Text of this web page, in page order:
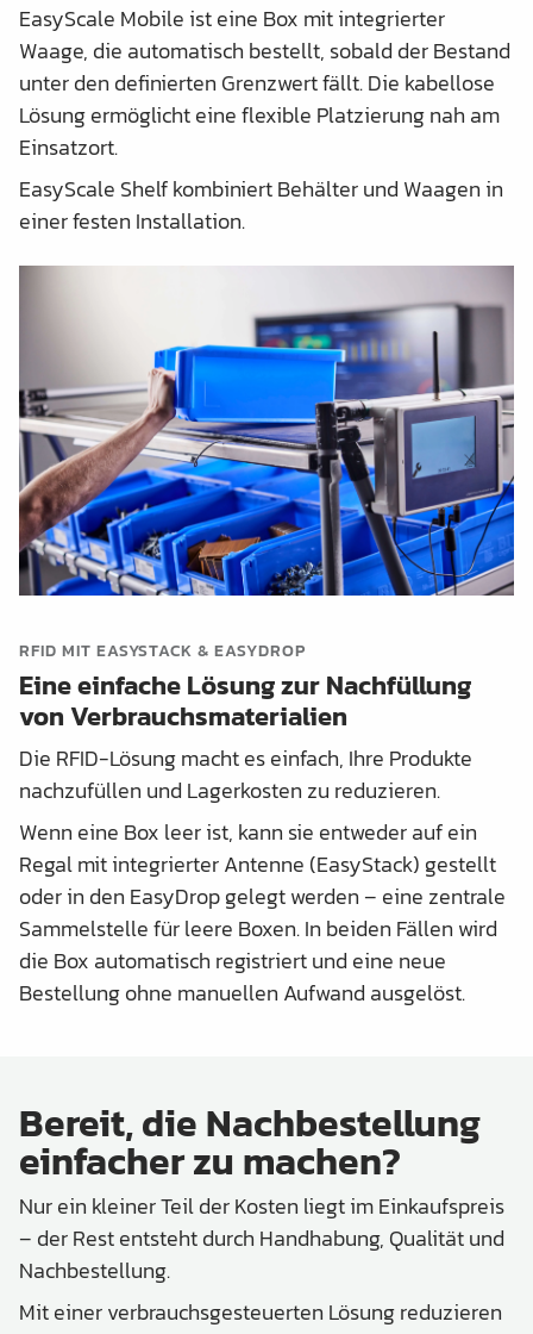
EasyScale Mobile ist eine Box mit integrierter
Waage, die automatisch bestellt, sobald der Bestand
unter den definierten Grenzwert fällt. Die kabellose
Lösung ermöglicht eine flexible Platzierung nah am
Einsatzort.
EasyScale Shelf kombiniert Behälter und Waagen in
einer festen Installation.
RFID MIT EASYSTACK & EASYDROP
Eine einfache Lösung zur Nachfüllung
von Verbrauchsmaterialien
Die RFID-Lösung macht es einfach, Ihre Produkte
nachzufüllen und Lagerkosten zu reduzieren.
Wenn eine Box leer ist, kann sie entweder auf ein
Regal mit integrierter Antenne (EasyStack) gestellt
oder in den EasyDrop gelegt werden – eine zentrale
Sammelstelle für leere Boxen. In beiden Fällen wird
die Box automatisch registriert und eine neue
Bestellung ohne manuellen Aufwand ausgelöst.
Bereit, die Nachbestellung
einfacher zu machen?
Nur ein kleiner Teil der Kosten liegt im Einkaufspreis
– der Rest entsteht durch Handhabung, Qualität und
Nachbestellung.
Mit einer verbrauchsgesteuerten Lösung reduzieren